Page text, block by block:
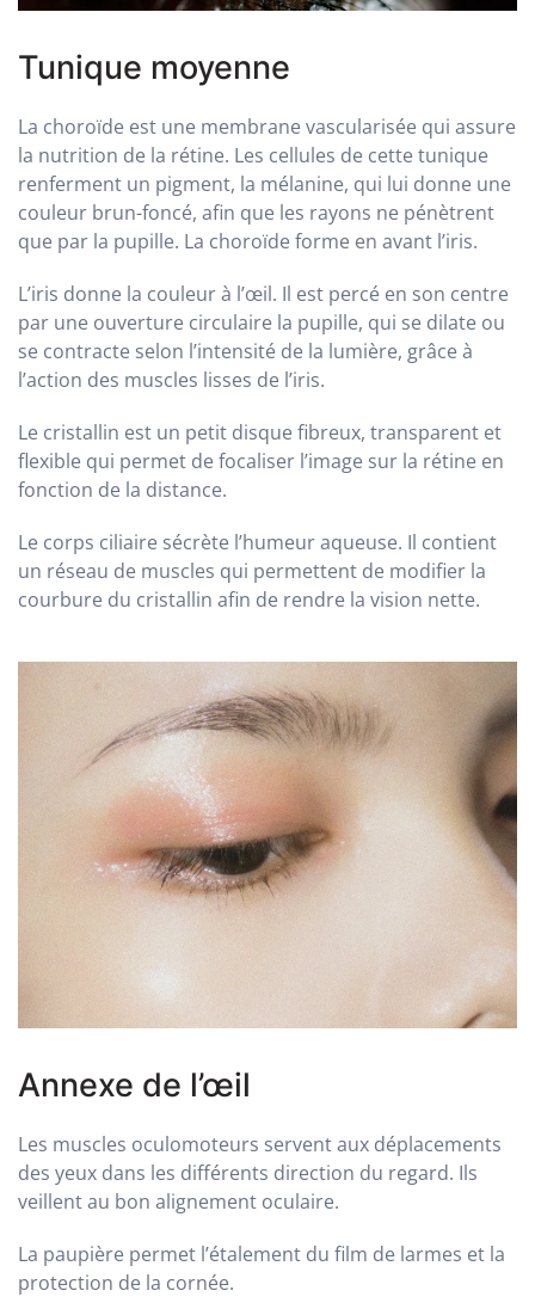
Tunique moyenne
La choroïde est une membrane vascularisée qui assure
la nutrition de la rétine. Les cellules de cette tunique
renferment un pigment, la mélanine, qui lui donne une
couleur brun-foncé, afin que les rayons ne pénètrent
que par la pupille. La choroïde forme en avant l’iris.
L’iris donne la couleur à l’œil. Il est percé en son centre
par une ouverture circulaire la pupille, qui se dilate ou
se contracte selon l’intensité de la lumière, grâce à
l’action des muscles lisses de l’iris.
Le cristallin est un petit disque fibreux, transparent et
flexible qui permet de focaliser l’image sur la rétine en
fonction de la distance.
Le corps ciliaire sécrète l’humeur aqueuse. Il contient
un réseau de muscles qui permettent de modifier la
courbure du cristallin afin de rendre la vision nette.
Annexe de l’œil
Les muscles oculomoteurs servent aux déplacements
des yeux dans les différents direction du regard. Ils
veillent au bon alignement oculaire.
La paupière permet l’étalement du film de larmes et la
protection de la cornée.